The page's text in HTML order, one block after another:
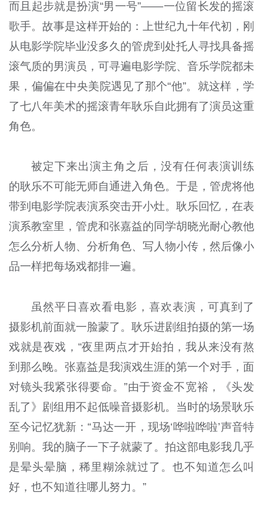
而且起步就是扮演“男一号”——一位留长发的摇滚
歌手。故事是这样开始的：上世纪九十年代初，刚
从电影学院毕业没多久的管虎到处托人寻找具备摇
滚气质的男演员，可寻遍电影学院、音乐学院都未
果，偏偏在中央美院遇见了那个“他”。就这样，学
了七八年美术的摇滚青年耿乐自此拥有了演员这重
角色。
被定下来出演主角之后，没有任何表演训练
的耿乐不可能无师自通进入角色。于是，管虎将他
带到电影学院表演系突击开小灶。耿乐回忆，在表
演系教室里，管虎和张嘉益的同学胡晓光耐心教他
怎么分析人物、分析角色、写人物小传，然后像小
品一样把每场戏都排一遍。
虽然平日喜欢看电影，喜欢表演，可真到了
摄影机前面就一脸蒙了。耿乐进剧组拍摄的第一场
戏就是夜戏，“夜里两点才开始拍，我从来没有熬
到那么晚。张嘉益是我演戏生涯的第一个对手，面
对镜头我紧张得要命。”由于资金不宽裕，《头发
乱了》剧组用不起低噪音摄影机。当时的场景耿乐
至今记忆犹新：“马达一开，现场‘哗啦哗啦’声音特
别响。我的脑子一下子就蒙了。拍这部电影我几乎
是晕头晕脑，稀里糊涂就过了。也不知道怎么叫
好，也不知道往哪儿努力。”